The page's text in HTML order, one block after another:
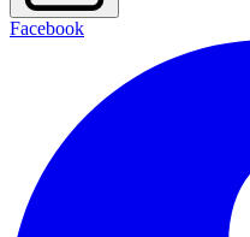
Facebook